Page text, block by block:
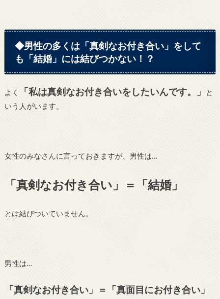
◆男性の多くは「真剣なお付き合い」をして
も「結婚」には結びつかない！？
よく 「私は真剣なお付き合いをしたいんです。」
と
いう人がいます。
女性のみなさんに言っておきますが、男性は…
「真剣なお付き合い」＝「結婚」
とは結びついていません。
男性は…
「真剣なお付き合い」＝「真面目にお付き合い」